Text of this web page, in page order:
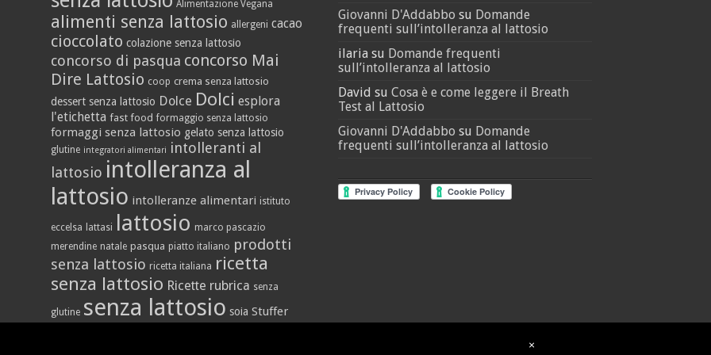
Alimentazione Vegana
alimenti senza lattosio allergeni cacao
cioccolato colazione senza lattosio
concorso di pasqua concorso Mai
Dire Lattosio coop crema senza lattosio
dessert senza lattosio Dolce Dolci esplora
l'etichetta fast food formaggio senza lattosio
formaggi senza lattosio gelato senza lattosio
glutine integratori alimentari intolleranti al
lattosio intolleranza al
lattosio intolleranze alimentari istituto
eccelsa lattasi lattosio marco pascazio
merendine natale pasqua piatto italiano prodotti
senza lattosio ricetta italiana ricetta
senza lattosio Ricette rubrica senza
glutine senza lattosio soia Stuffer
Giovanni D'Addabbo su Domande
frequenti sull’intolleranza al lattosio
ilaria su Domande frequenti
sull’intolleranza al lattosio
David su Cosa è e come leggere il Breath
Test al Lattosio
Giovanni D'Addabbo su Domande
frequenti sull’intolleranza al lattosio
×